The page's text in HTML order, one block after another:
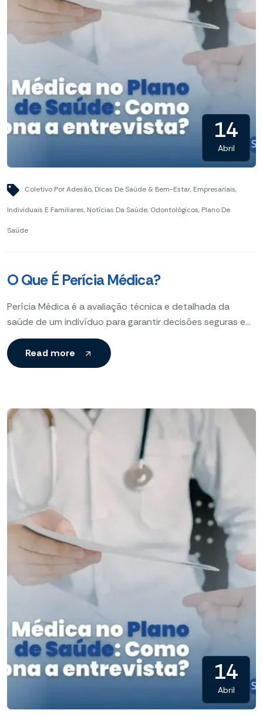
14
Abril
Coletivo Por Adesão, Dicas De Saúde & Bem-Estar, Empresariais,
Individuais E Familiares, Notícias Da Saúde, Odontológicos, Plano De
Saúde
O Que É Perícia Médica?
Perícia Médica é a avaliação técnica e detalhada da
saúde de um indivíduo para garantir decisões seguras em
benefícios e seguros, apoiada pela transparência e
Read more
14
Abril